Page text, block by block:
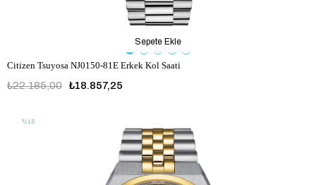
Citizen Tsuyosa NJ0150-81E Erkek Kol Saati
₺18.857,25
₺22.185,00
Sepete Ekle
%15